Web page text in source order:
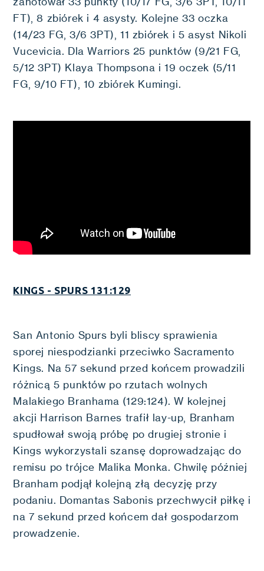
FT), 8 zbiórek i 4 asysty. Kolejne 33 oczka
(14/23 FG, 3/6 3PT), 11 zbiórek i 5 asyst Nikoli
Vucevicia. Dla Warriors 25 punktów (9/21 FG,
5/12 3PT) Klaya Thompsona i 19 oczek (5/11
FG, 9/10 FT), 10 zbiórek Kumingi.
KINGS - SPURS 131:129
San Antonio Spurs byli bliscy sprawienia
sporej niespodzianki przeciwko Sacramento
Kings. Na 57 sekund przed końcem prowadzili
różnicą 5 punktów po rzutach wolnych
Malakiego Branhama (129:124). W kolejnej
akcji Harrison Barnes trafił lay-up, Branham
spudłował swoją próbę po drugiej stronie i
Kings wykorzystali szansę doprowadzając do
remisu po trójce Malika Monka. Chwilę później
Branham podjął kolejną złą decyzję przy
podaniu. Domantas Sabonis przechwycił piłkę i
na 7 sekund przed końcem dał gospodarzom
prowadzenie.